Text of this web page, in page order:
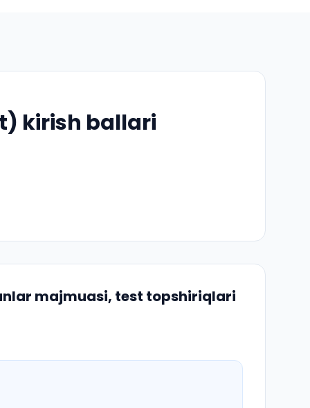
kirish ballari
majmuasi, test topshiriqlari